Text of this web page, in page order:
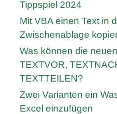
Tippspiel 2024
Mit VBA einen Text in
Zwischenablage
Was können die
TEXTVOR,
TEXTTEILEN?
Zwei Varianten ein
Excel einzufügen